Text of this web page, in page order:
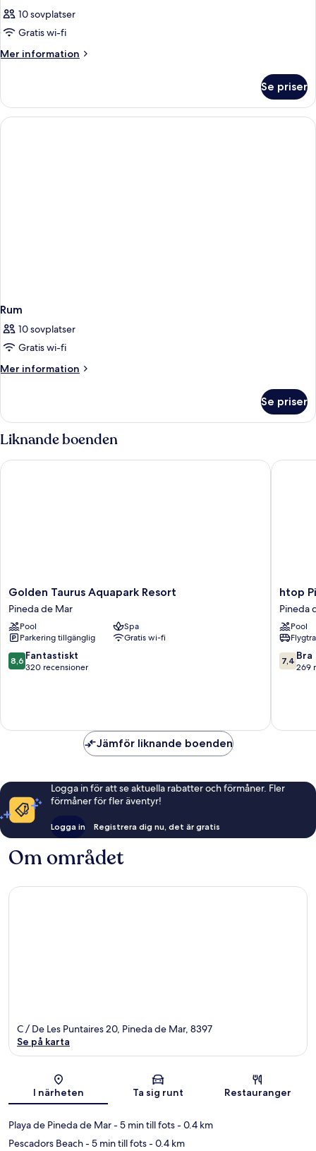
10 sovplatser
Gratis wi-fi
Mer information
Mer
Se priser
Rum
10 sovplatser
Gratis wi-fi
Mer information
Mer
Se priser
Liknande boenden
Golden
Taurus
Aquapark
Resort
Pineda
de
Mar
Golden Taurus Aquapark Resort
Pineda de Mar
Pool
Spa
Parkering tillgänglig
Gratis wi-fi
8.6
av
8,6 Fantastiskt
320 recensioner
Golden Taurus Aquapark Resort
htop
Pineda
Palace
&
SPA
-
Adults
htop
Pineda
Pool
7.4
av
7,4 Bra
269
htop
Jämför liknande boenden
Logga in för att se aktuella rabatter och förmåner. Fler
förmåner för fler äventyr!
Logga in Registrera dig nu, det är gratis
Om området
Karta
C / De Les Puntaires 20, Pineda de Mar, 8397
Se på karta
I närheten Ta sig runt Restauranger
Playa de Pineda de Mar- 5 min till fots- 0.4 km
Pescadors Beach- 5 min till fots- 0.4 km